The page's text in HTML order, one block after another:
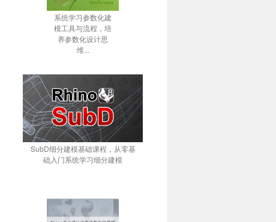
系统学习参数化建
模工具与流程，培
养参数化设计思
维...
SubD细分建模基础课程，从零基
础入门系统学习细分建模